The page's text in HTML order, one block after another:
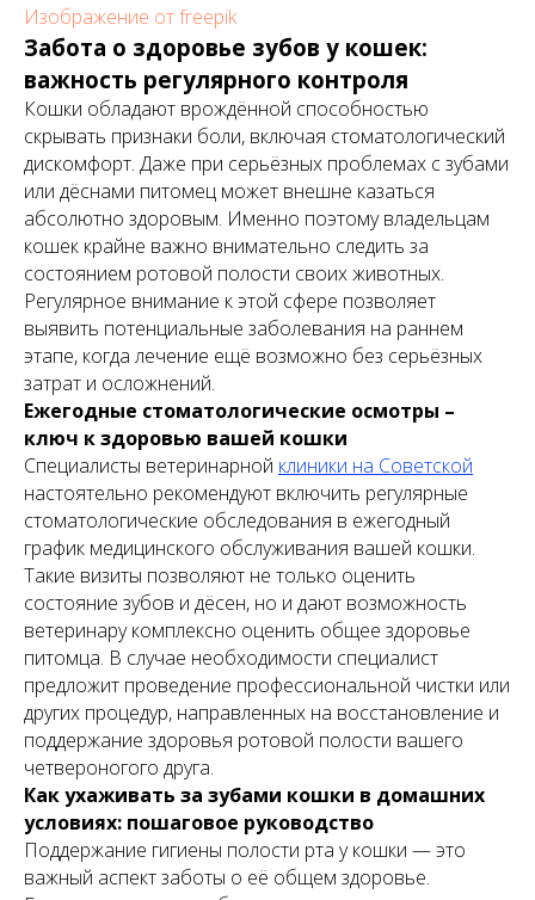
Изображение от freepik
Забота о здоровье зубов у кошек:
важность регулярного контроля
Кошки обладают врождённой способностью
скрывать признаки боли, включая стоматологический
дискомфорт. Даже при серьёзных проблемах с зубами
или дёснами питомец может внешне казаться
абсолютно здоровым. Именно поэтому владельцам
кошек крайне важно внимательно следить за
состоянием ротовой полости своих животных.
Регулярное внимание к этой сфере позволяет
выявить потенциальные заболевания на раннем
этапе, когда лечение ещё возможно без серьёзных
затрат и осложнений.
Ежегодные стоматологические осмотры –
ключ к здоровью вашей кошки
Специалисты ветеринарной клиники на Советской
настоятельно рекомендуют включить регулярные
стоматологические обследования в ежегодный
график медицинского обслуживания вашей кошки.
Такие визиты позволяют не только оценить
состояние зубов и дёсен, но и дают возможность
ветеринару комплексно оценить общее здоровье
питомца. В случае необходимости специалист
предложит проведение профессиональной чистки или
других процедур, направленных на восстановление и
поддержание здоровья ротовой полости вашего
четвероногого друга.
Как ухаживать за зубами кошки в домашних
условиях: пошаговое руководство
Поддержание гигиены полости рта у кошки — это
важный аспект заботы о её общем здоровье.